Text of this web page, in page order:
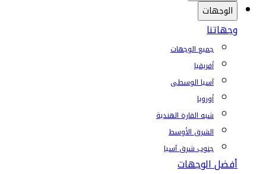
الوجهات
وجهاتنا
جميع الوجهات
أفريقيا
آسيا الوسطى
أوروبا
شبه القارة الهندية
الشرق الأوسط
جنوب شرق آسيا
أفضل الوجهات